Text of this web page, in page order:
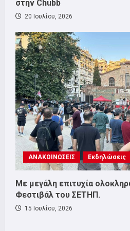
στην Chubb
20 Ιουλίου, 2026
ΑΝΑΚΟΙΝΩΣΕΙΣ Εκδηλώσεις
Με μεγάλη επιτυχία
Φεστιβάλ του ΣΕΤΗΠ.
15 Ιουλίου, 2026